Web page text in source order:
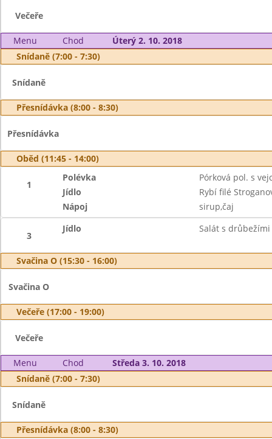
Večeře
Menu Chod
Úterý 2. 10. 2018
Snídaně (7:00 - 7:30)
Snídaně
Přesnídávka (8:00 - 8:30)
Přesnídávka
Oběd (11:45 - 14:00)
1
Polévka
Pórková pol. s
Jídlo
Rybí filé
Nápoj
sirup,čaj
3
Jídlo Salát s
Svačina O (15:30 - 16:00)
Svačina O
Večeře (17:00 - 19:00)
Večeře
Menu Chod
Středa 3. 10. 2018
Snídaně (7:00 - 7:30)
Snídaně
Přesnídávka (8:00 - 8:30)